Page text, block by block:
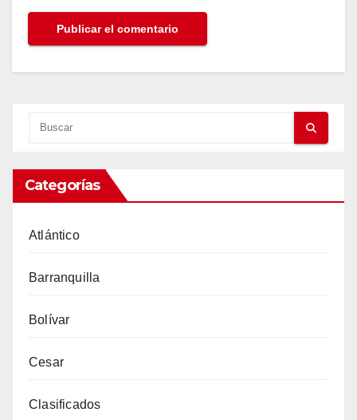
Categorías
Atlántico
Barranquilla
Bolívar
Cesar
Clasificados